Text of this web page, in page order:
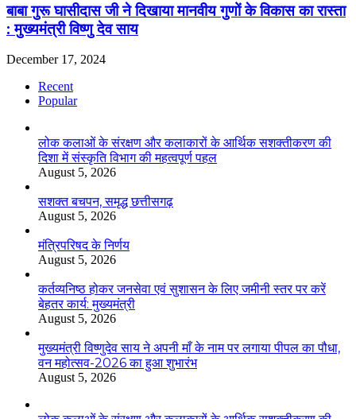
बाबा गुरू घासीदास जी ने दिखाया मानवीय गुणों के विकास का रास्ता
: मुख्यमंत्री विष्णु देव साय
December 17, 2024
Recent
Popular
लोक कलाओं के संरक्षण और कलाकारों के आर्थिक सशक्तीकरण की
दिशा में संस्कृति विभाग की महत्वपूर्ण पहल
August 5, 2026
सशक्त बचपन, समृद्ध छत्तीसगढ़
August 5, 2026
मंत्रिपरिषद के निर्णय
August 5, 2026
कर्तव्यनिष्ठ होकर जनसेवा एवं सुशासन के लिए जमीनी स्तर पर करें
बेहतर कार्य: मुख्यमंत्री
August 5, 2026
मुख्यमंत्री विष्णुदेव साय ने अपनी माँ के नाम पर लगाया पीपल का पौधा,
वन महोत्सव-2026 का हुआ शुभारंभ
August 5, 2026